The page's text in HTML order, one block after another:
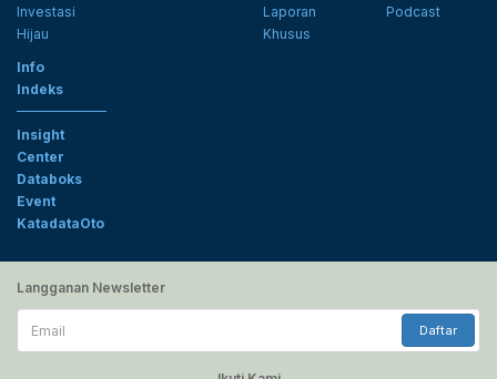
Investasi
Hijau
Laporan
Khusus
Podcast
Info
Indeks
Insight
Center
Databoks
Event
KatadataOto
Langganan Newsletter
Email
Daftar